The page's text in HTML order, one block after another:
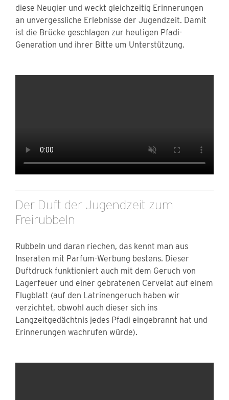
diese Neugier und weckt gleichzeitig Erinnerungen
an unvergessliche Erlebnisse der Jugendzeit. Damit
ist die Brücke geschlagen zur heutigen Pfadi-
Generation und ihrer Bitte um Unterstützung.
Der Duft der Jugendzeit zum
Freirubbeln
Rubbeln und daran riechen, das kennt man aus
Inseraten mit Parfum-Werbung bestens. Dieser
Duftdruck funktioniert auch mit dem Geruch von
Lagerfeuer und einer gebratenen Cervelat auf einem
Flugblatt (auf den Latrinengeruch haben wir
verzichtet, obwohl auch dieser sich ins
Langzeitgedächtnis jedes Pfadi eingebrannt hat und
Erinnerungen wachrufen würde).